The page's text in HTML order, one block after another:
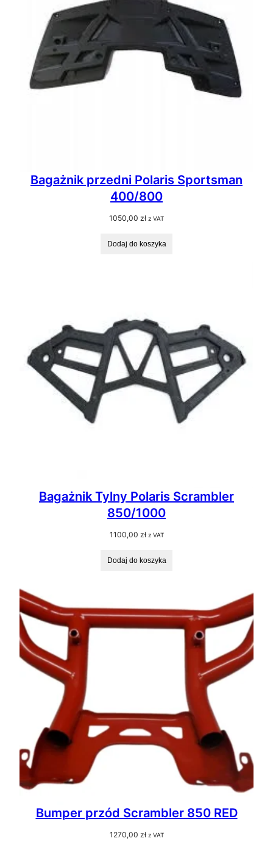
Bagażnik przedni Polaris Sportsman
400/800
1050,00 zł z VAT
Dodaj do koszyka
Bagażnik Tylny Polaris Scrambler
850/1000
1100,00 zł z VAT
Dodaj do koszyka
Bumper przód Scrambler 850 RED
1270,00 zł z VAT